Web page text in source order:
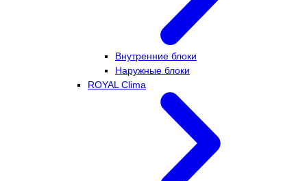
Внутренние блоки
Наружные блоки
ROYAL Clima